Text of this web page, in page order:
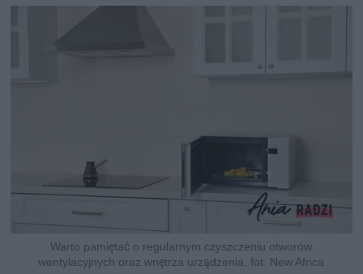
Warto pamiętać o regularnym czyszczeniu otworów
wentylacyjnych oraz wnętrza urządzenia, fot. New Africa